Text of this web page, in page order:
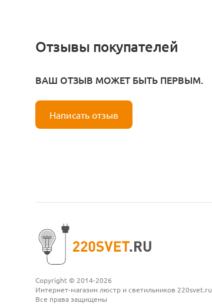
Отзывы покупателей
ВАШ ОТЗЫВ МОЖЕТ БЫТЬ ПЕРВЫМ.
Написать отзыв
Copyright © 2014-2026
Интернет-магазин люстр и светильников 220svet.ru
Все права защищены